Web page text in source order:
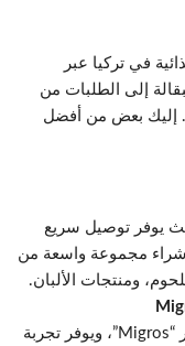
في تركيا عبر
إلى الطلبات من
إليك بعض من أفضل
يوفر توصيل سريع
شراء مجموعة واسعة من
ومنتجات الألبان.
يعتبر التطبيق الرسمي لسلسلة متاجر “Migros”، ويوفر تجربة